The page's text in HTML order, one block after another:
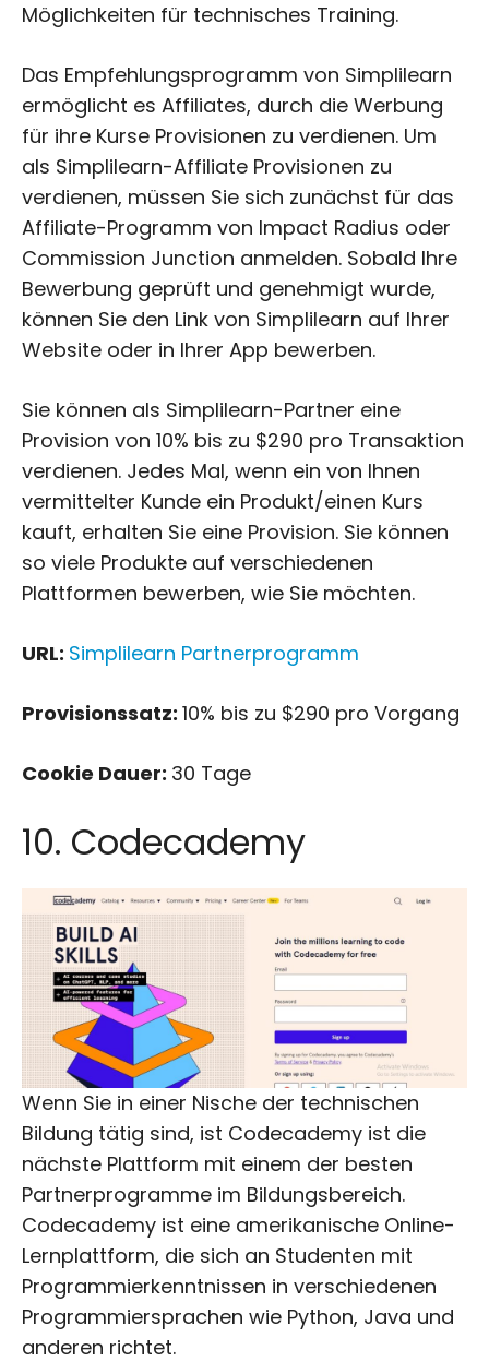
Möglichkeiten für technisches Training.
Das Empfehlungsprogramm von Simplilearn
ermöglicht es Affiliates, durch die Werbung
für ihre Kurse Provisionen zu verdienen. Um
als Simplilearn-Affiliate Provisionen zu
verdienen, müssen Sie sich zunächst für das
Affiliate-Programm von Impact Radius oder
Commission Junction anmelden. Sobald Ihre
Bewerbung geprüft und genehmigt wurde,
können Sie den Link von Simplilearn auf Ihrer
Website oder in Ihrer App bewerben.
Sie können als Simplilearn-Partner eine
Provision von 10% bis zu $290 pro Transaktion
verdienen. Jedes Mal, wenn ein von Ihnen
vermittelter Kunde ein Produkt/einen Kurs
kauft, erhalten Sie eine Provision. Sie können
so viele Produkte auf verschiedenen
Plattformen bewerben, wie Sie möchten.
URL: Simplilearn Partnerprogramm
Provisionssatz: 10% bis zu $290 pro Vorgang
Cookie Dauer: 30 Tage
10. Codecademy
Wenn Sie in einer Nische der technischen
Bildung tätig sind, ist Codecademy ist die
nächste Plattform mit einem der besten
Partnerprogramme im Bildungsbereich.
Codecademy ist eine amerikanische Online-
Lernplattform, die sich an Studenten mit
Programmierkenntnissen in verschiedenen
Programmiersprachen wie Python, Java und
anderen richtet.